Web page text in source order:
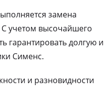
замена
учетом высочайшего
гарантировать долгую и
Сименс.
и разновидности